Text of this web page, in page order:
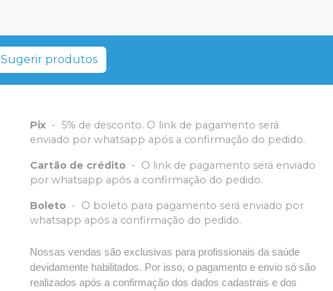
Sugerir produtos
Pix - 5% de desconto. O link de pagamento será
enviado por whatsapp após a confirmação do pedido.
Cartão de crédito - O link de pagamento será enviado
por whatsapp após a confirmação do pedido.
Boleto - O boleto para pagamento será enviado por
whatsapp após a confirmação do pedido.
Nossas vendas são exclusivas para profissionais da saúde
devidamente habilitados. Por isso, o pagamento e envio só são
realizados após a confirmação dos dados cadastrais e dos